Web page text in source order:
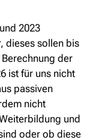
2023
dieses sollen bis
der
ist für uns nicht
passiven
nicht
und
oder ob diese